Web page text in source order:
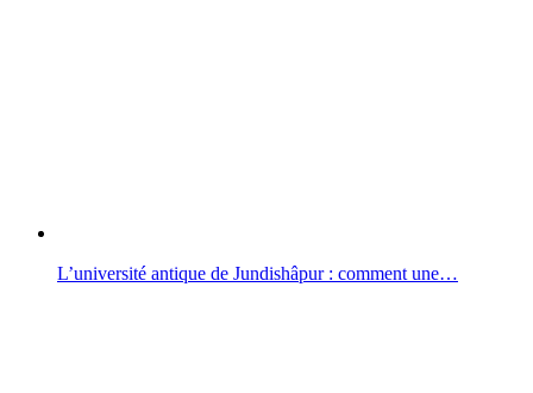
L’université antique de Jundishâpur : comment une…